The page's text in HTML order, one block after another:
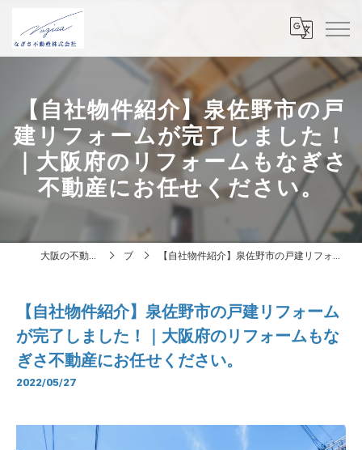
【自社物件紹介】泉佐野市の戸
建リフォームが完了しました！
｜大阪府のリフォームもなぎさ
不動産にお任せください。
大阪の不動産はなぎさ不動産株式会社 ブログ 【自社物件紹介】泉佐野市の戸建リフォームが完了しました！｜大阪府のリフォームもなぎさ不動産にお任せください。
【自社物件紹介】泉佐野市の戸建リフォーム
が完了しました！｜大阪府のリフォームもな
ぎさ不動産にお任せください。
2022/05/27